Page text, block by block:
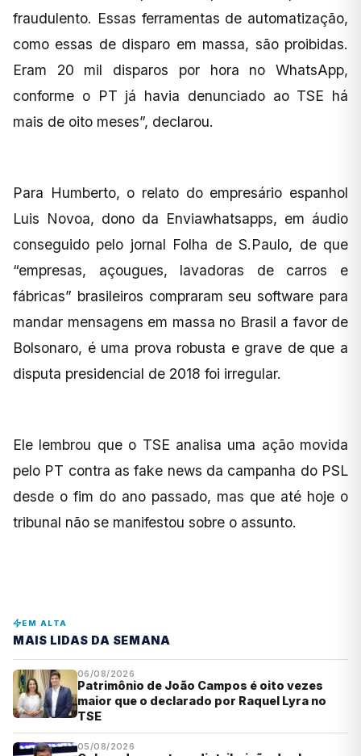
fraudulento. Essas ferramentas de automatização,
como essas de disparo em massa, são proibidas.
Eram 20 mil disparos por hora no WhatsApp,
conforme o PT já havia denunciado ao TSE há
mais de oito meses”, declarou.
Para Humberto, o relato do empresário espanhol
Luis Novoa, dono da Enviawhatsapps, em áudio
conseguido pelo jornal Folha de S.Paulo, de que
“empresas, açougues, lavadoras de carros e
fábricas” brasileiros compraram seu software para
mandar mensagens em massa no Brasil a favor de
Bolsonaro, é uma prova robusta e grave de que a
disputa presidencial de 2018 foi irregular.
Ele lembrou que o TSE analisa uma ação movida
pelo PT contra as fake news da campanha do PSL
desde o fim do ano passado, mas que até hoje o
tribunal não se manifestou sobre o assunto.
EM ALTA
MAIS LIDAS DA SEMANA
06/08/2026
Patrimônio de João Campos é oito vezes
maior que o declarado por Raquel Lyra no
TSE
05/08/2026